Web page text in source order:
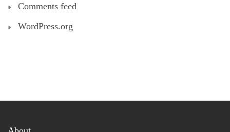
Comments feed
WordPress.org